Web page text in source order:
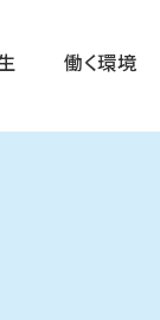
働く環境